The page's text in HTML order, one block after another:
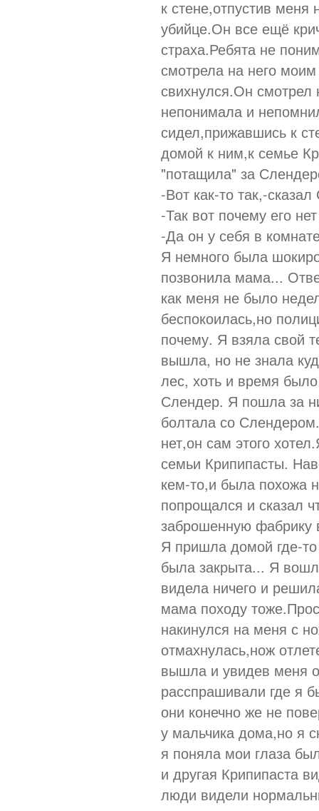
к стене,отпустив
убийце.Он все ещё
страха.Ребята не
смотрела на него
свихнулся.Он
непонимала и
сидел,прижавшись к
домой к ним,к семье
"потащила" за
-Вот как-то так,-
-Так вот почему его
-Да он у себя в
Я немного была
позвонила мама...
как меня не было
беспокоилась,но
почему. Я взяла свой
вышла, но не знала
лес, хоть и время
Слендер. Я пошла за
болтала со
нет,он сам этого
семьи Крипипасты.
кем-то,и была похожа
попрощался и сказал
заброшенную фабрику
Я пришла домой где-
была закрыта... Я
видела ничего и
мама походу
накинулся на меня с
отмахнулась,нож
вышла и увидев меня
расспрашивали где я
они конечно же не
у мальчика дома,но я
я поняла мои глаза
и другая Крипипаста
люди видели